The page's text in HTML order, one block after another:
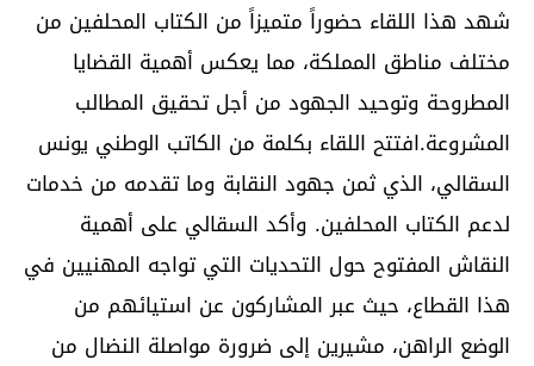
شهد هذا اللقاء حضوراً متميزاً من الكتاب المحلفين من
مختلف مناطق المملكة، مما يعكس أهمية القضايا
المطروحة وتوحيد الجهود من أجل تحقيق المطالب
المشروعة.افتتح اللقاء بكلمة من الكاتب الوطني يونس
السقالي، الذي ثمن جهود النقابة وما تقدمه من خدمات
لدعم الكتاب المحلفين. وأكد السقالي على أهمية
النقاش المفتوح حول التحديات التي تواجه المهنيين في
هذا القطاع، حيث عبر المشاركون عن استيائهم من
الوضع الراهن، مشيرين إلى ضرورة مواصلة النضال من